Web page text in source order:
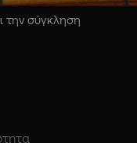
την σύγκληση